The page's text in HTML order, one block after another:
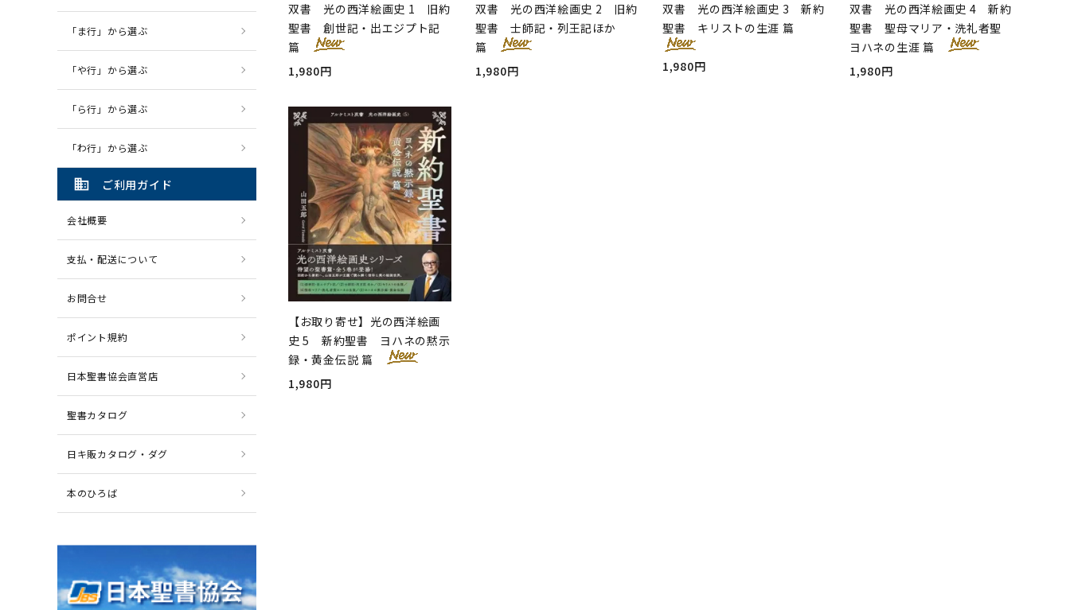
双書 光の西洋絵画史 1 旧約
聖書 創世記・出エジプト記
篇
1,980円
双書 光の西洋絵画史 2 旧約
聖書 士師記・列王記ほか
篇
1,980円
双書 光の西洋絵画史 3 新約
聖書 キリストの生涯 篇
1,980円
双書 光の西洋絵画史 4 新約
聖書 聖母マリア・洗礼者聖
ヨハネの生涯 篇
1,980円
【お取り寄せ】光の西洋絵画
史 5 新約聖書 ヨハネの黙示
録・黄金伝説 篇
1,980円
「ま行」から選ぶ
「や行」から選ぶ
「ら行」から選ぶ
「わ行」から選ぶ
domain ご利用ガイド
会社概要
支払・配送について
お問合せ
ポイント規約
日本聖書協会直営店
聖書カタログ
日キ販カタログ・ダグ
本のひろば